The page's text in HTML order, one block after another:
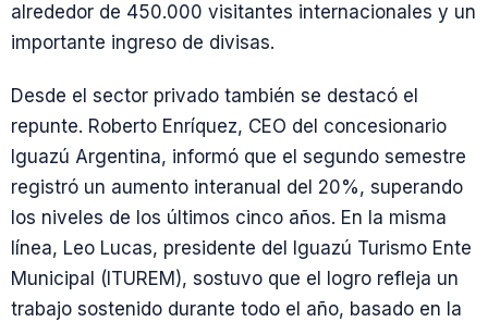
alrededor de 450.000 visitantes internacionales y un
importante ingreso de divisas.
Desde el sector privado también se destacó el
repunte. Roberto Enríquez, CEO del concesionario
Iguazú Argentina, informó que el segundo semestre
registró un aumento interanual del 20%, superando
los niveles de los últimos cinco años. En la misma
línea, Leo Lucas, presidente del Iguazú Turismo Ente
Municipal (ITUREM), sostuvo que el logro refleja un
trabajo sostenido durante todo el año, basado en la